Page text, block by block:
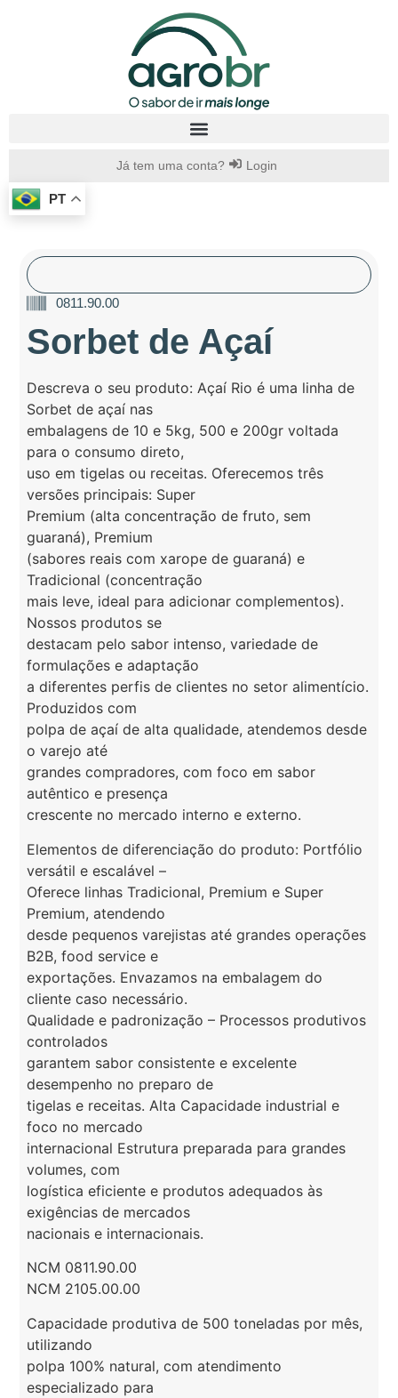
Já tem uma conta? Login
PT
0811.90.00
Sorbet de Açaí
Descreva o seu produto: Açaí Rio é uma linha de
Sorbet de açaí nas
embalagens de 10 e 5kg, 500 e 200gr voltada
para o consumo direto,
uso em tigelas ou receitas. Oferecemos três
versões principais: Super
Premium (alta concentração de fruto, sem
guaraná), Premium
(sabores reais com xarope de guaraná) e
Tradicional (concentração
mais leve, ideal para adicionar complementos).
Nossos produtos se
destacam pelo sabor intenso, variedade de
formulações e adaptação
a diferentes perfis de clientes no setor alimentício.
Produzidos com
polpa de açaí de alta qualidade, atendemos desde
o varejo até
grandes compradores, com foco em sabor
autêntico e presença
crescente no mercado interno e externo.
Elementos de diferenciação do produto: Portfólio
versátil e escalável –
Oferece linhas Tradicional, Premium e Super
Premium, atendendo
desde pequenos varejistas até grandes operações
B2B, food service e
exportações. Envazamos na embalagem do
cliente caso necessário.
Qualidade e padronização – Processos produtivos
controlados
garantem sabor consistente e excelente
desempenho no preparo de
tigelas e receitas. Alta Capacidade industrial e
foco no mercado
internacional Estrutura preparada para grandes
volumes, com
logística eficiente e produtos adequados às
exigências de mercados
nacionais e internacionais.
NCM 0811.90.00
NCM 2105.00.00
Capacidade produtiva de 500 toneladas por mês,
utilizando
polpa 100% natural, com atendimento
especializado para